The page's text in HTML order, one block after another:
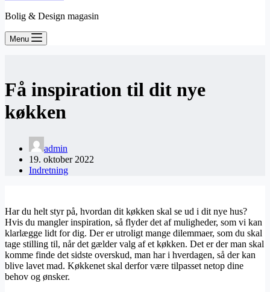
Bolig & Design magasin
Menu
Få inspiration til dit nye
køkken
admin
19. oktober 2022
Indretning
Har du helt styr på, hvordan dit køkken skal se ud i dit nye hus?
Hvis du mangler inspiration, så flyder det af muligheder, som vi kan
klarlægge lidt for dig. Der er utroligt mange dilemmaer, som du skal
tage stilling til, når det gælder valg af et køkken. Det er der man skal
komme finde det sidste overskud, man har i hverdagen, så der kan
blive lavet mad. Køkkenet skal derfor være tilpasset netop dine
behov og ønsker.